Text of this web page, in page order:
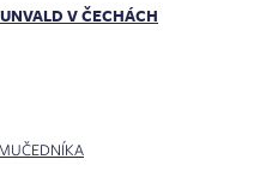
V ČECHÁCH